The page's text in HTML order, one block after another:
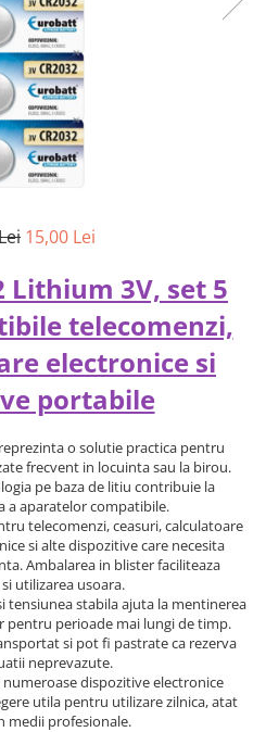
15,00 Lei
Lithium 3V, set 5
telecomenzi,
electronice si
portabile
o solutie practica pentru
frecvent in locuinta sau la birou.
pe baza de litiu contribuie la
a aparatelor compatibile.
telecomenzi, ceasuri, calculatoare
si alte dispozitive care necesita
Ambalarea in blister faciliteaza
utilizarea usoara.
tensiunea stabila ajuta la mentinerea
perioade mai lungi de timp.
si pot fi pastrate ca rezerva
neprevazute.
dispozitive electronice
utila pentru utilizare zilnica, atat
medii profesionale.